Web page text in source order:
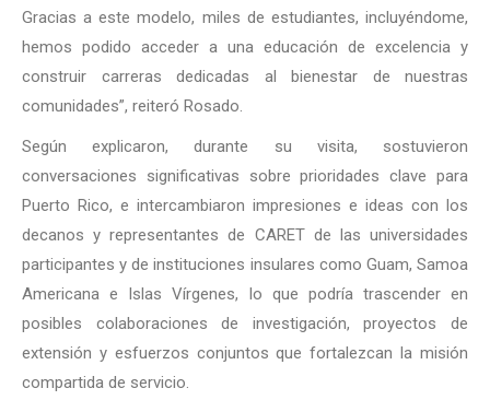
Gracias a este modelo, miles de estudiantes, incluyéndome,
hemos podido acceder a una educación de excelencia y
construir carreras dedicadas al bienestar de nuestras
comunidades”, reiteró Rosado.
Según explicaron, durante su visita, sostuvieron
conversaciones significativas sobre prioridades clave para
Puerto Rico, e intercambiaron impresiones e ideas con los
decanos y representantes de CARET de las universidades
participantes y de instituciones insulares como Guam, Samoa
Americana e Islas Vírgenes, lo que podría trascender en
posibles colaboraciones de investigación, proyectos de
extensión y esfuerzos conjuntos que fortalezcan la misión
compartida de servicio.